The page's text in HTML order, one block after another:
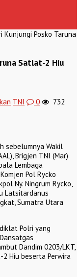
Kunjungi Posko Taruna
Satlat-2 Hiu
TNI 0
732
sebelumnya Wakil
Brigjen TNI (Mar)
Lembaga
Pol Rycko
Ny. Ningrum Rycko,
Latsitardanus
Sumatra Utara
Polri yang
Dandim 0203/LKT,
Hiu beserta Perwira